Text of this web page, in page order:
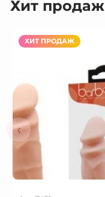
Хит продаж
‹
ХИТ ПРОДАЖ